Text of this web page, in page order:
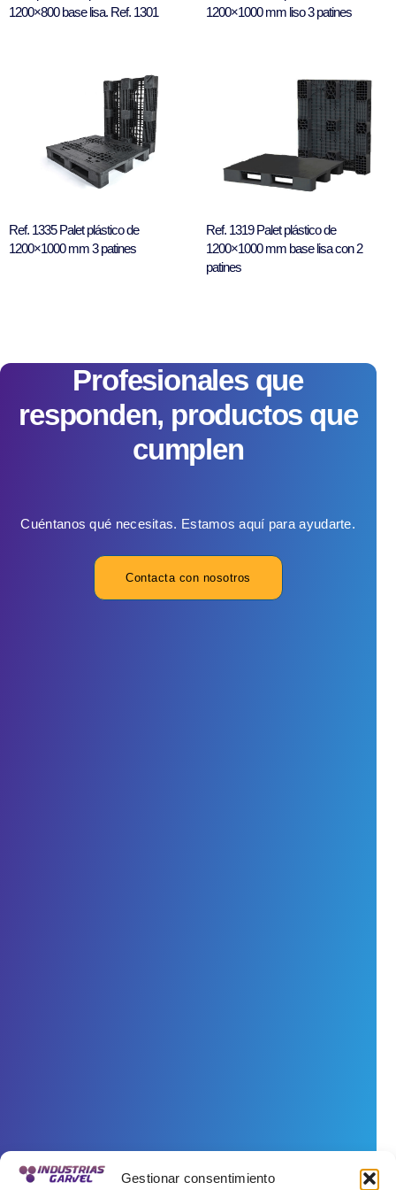
Gestionar consentimiento
1200×800 base lisa. Ref. 1301
1200×1000 mm liso 3 patines
Ref. 1335 Palet plástico de
1200×1000 mm 3 patines
Ref. 1319 Palet plástico de
1200×1000 mm base lisa con 2
patines
Profesionales que
responden, productos que
cumplen
Cuéntanos qué necesitas. Estamos aquí para ayudarte.
Contacta con nosotros